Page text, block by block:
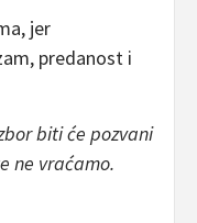
jer
predanost i
biti će pozvani
ne vraćamo.